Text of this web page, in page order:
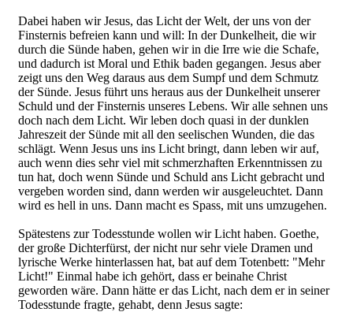
Dabei haben wir Jesus, das Licht der Welt, der uns von der
Finsternis befreien kann und will: In der Dunkelheit, die wir
durch die Sünde haben, gehen wir in die Irre wie die Schafe,
und dadurch ist Moral und Ethik baden gegangen. Jesus aber
zeigt uns den Weg daraus aus dem Sumpf und dem Schmutz
der Sünde. Jesus führt uns heraus aus der Dunkelheit unserer
Schuld und der Finsternis unseres Lebens. Wir alle sehnen uns
doch nach dem Licht. Wir leben doch quasi in der dunklen
Jahreszeit der Sünde mit all den seelischen Wunden, die das
schlägt. Wenn Jesus uns ins Licht bringt, dann leben wir auf,
auch wenn dies sehr viel mit schmerzhaften Erkenntnissen zu
tun hat, doch wenn Sünde und Schuld ans Licht gebracht und
vergeben worden sind, dann werden wir ausgeleuchtet. Dann
wird es hell in uns. Dann macht es Spass, mit uns umzugehen.
Spätestens zur Todesstunde wollen wir Licht haben. Goethe,
der große Dichterfürst, der nicht nur sehr viele Dramen und
lyrische Werke hinterlassen hat, bat auf dem Totenbett: "Mehr
Licht!" Einmal habe ich gehört, dass er beinahe Christ
geworden wäre. Dann hätte er das Licht, nach dem er in seiner
Todesstunde fragte, gehabt, denn Jesus sagte: